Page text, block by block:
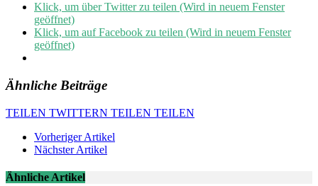
Klick, um über Twitter zu teilen (Wird in neuem Fenster
geöffnet)
Klick, um auf Facebook zu teilen (Wird in neuem Fenster
geöffnet)
Ähnliche Beiträge
TEILEN TWITTERN TEILEN TEILEN
Vorheriger Artikel
Nächster Artikel
Ähnliche Artikel